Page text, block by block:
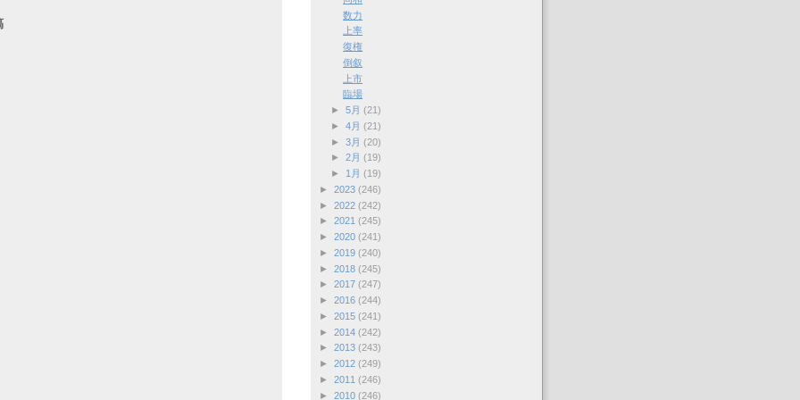
数力
上率
復権
倒叙
上市
臨場
► 5月 (21)
► 4月 (21)
► 3月 (20)
► 2月 (19)
►
1月 (19)
► 2023 (246)
► 2022 (242)
► 2021 (245)
► 2020 (241)
► 2019 (240)
► 2018 (245)
► 2017 (247)
► 2016 (244)
► 2015 (241)
► 2014 (242)
► 2013 (243)
► 2012 (249)
► 2011 (246)
► 2010 (246)